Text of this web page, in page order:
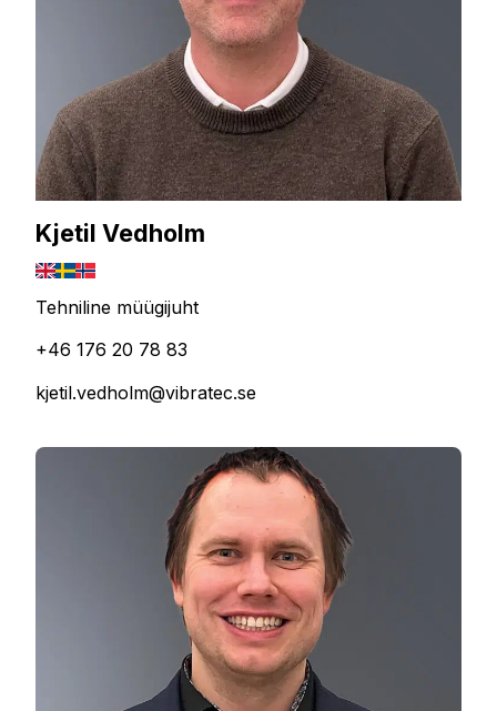
Kjetil Vedholm
Tehniline müügijuht
+46 176 20 78 83
kjetil.vedholm@vibratec.se